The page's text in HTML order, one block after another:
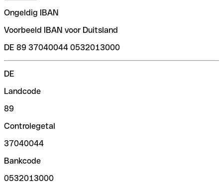
Ongeldig IBAN
Voorbeeld IBAN voor Duitsland
DE 89 37040044 0532013000
DE
Landcode
89
Controlegetal
37040044
Bankcode
0532013000